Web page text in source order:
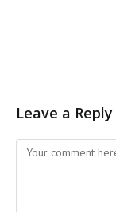
Leave a Reply
Comment